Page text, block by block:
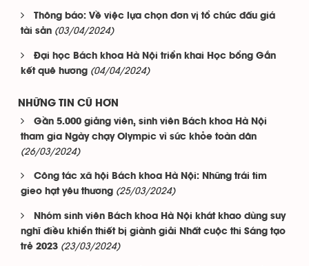
Thông báo: Về việc lựa chọn đơn vị tổ chức đấu giá
tài sản (03/04/2024)
Đại học Bách khoa Hà Nội triển khai Học bổng Gắn
kết quê hương (04/04/2024)
NHỮNG TIN CŨ HƠN
Gần 5.000 giảng viên, sinh viên Bách khoa Hà Nội
tham gia Ngày chạy Olympic vì sức khỏe toàn dân
(26/03/2024)
Công tác xã hội Bách khoa Hà Nội: Những trái tim
gieo hạt yêu thương (25/03/2024)
Nhóm sinh viên Bách khoa Hà Nội khát khao dùng suy
nghĩ điều khiển thiết bị giành giải Nhất cuộc thi Sáng tạo
trẻ 2023 (23/03/2024)